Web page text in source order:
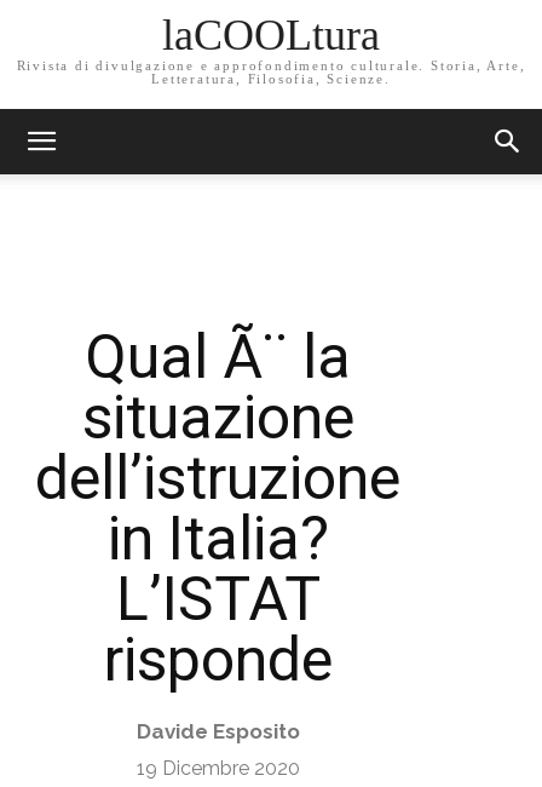
laCOOLtura
Rivista di divulgazione e approfondimento culturale. Storia, Arte,
Letteratura, Filosofia, Scienze.
Qual Ã¨ la
situazione
dell’istruzione
in Italia?
L’ISTAT
risponde
Davide Esposito
19 Dicembre 2020